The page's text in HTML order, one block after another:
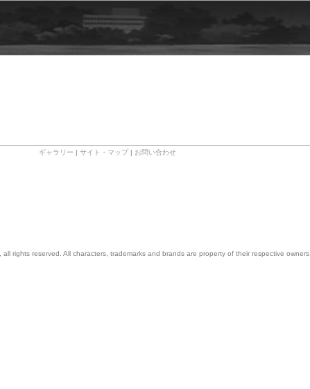
ギャラリー サイト・マップ お問い合わせ
, all rights reserved. All characters, trademarks and brands are property of their respective owners.